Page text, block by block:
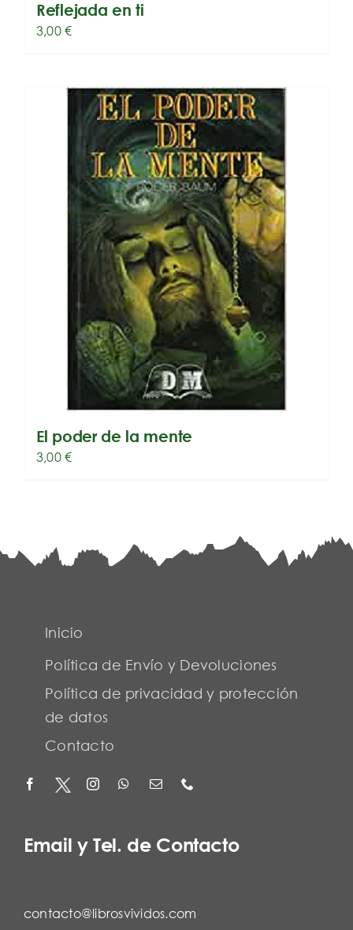
Reflejada en ti
3,00€
El poder de la mente
3,00€
Inicio
Política de Envío y Devoluciones
Política de privacidad y protección
de datos
Contacto
Email y Tel. de Contacto
contacto@librosvividos.com